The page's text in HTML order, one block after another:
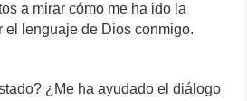
a mirar cómo me ha ido la
el lenguaje de Dios conmigo.
¿Me ha ayudado el diálogo